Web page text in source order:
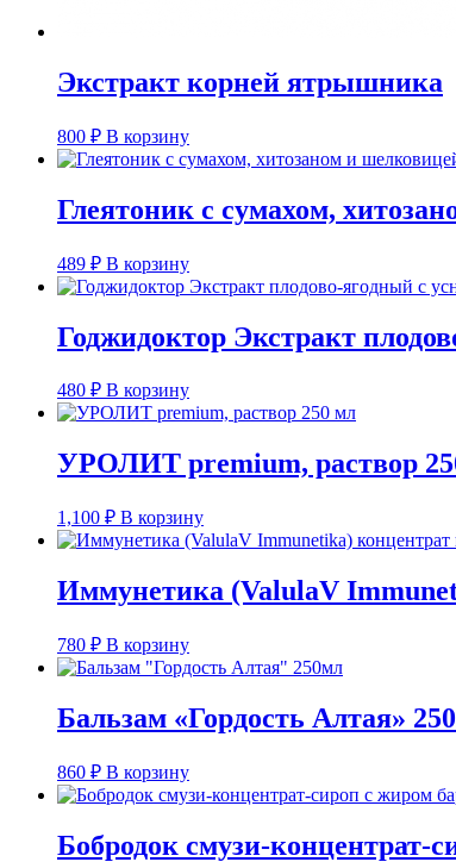
Экстракт корней ятрышника
800 ₽ В корзину
Глеятоник с сумахом,
489 ₽ В корзину
Годжидоктор Экстракт
480 ₽ В корзину
УРОЛИТ premium, раствор
1,100 ₽ В корзину
Иммунетика (ValulaV
780 ₽ В корзину
Бальзам «Гордость Алтая»
860 ₽ В корзину
Бобродок смузи-концентрат-